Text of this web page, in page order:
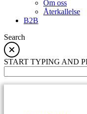
Om oss
Återkallelse
B2B
Search
START TYPING AND